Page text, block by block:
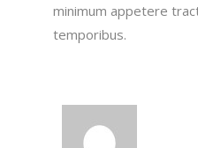
minimum appetere
temporibus.